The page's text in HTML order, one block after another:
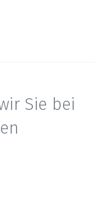
Sie bei